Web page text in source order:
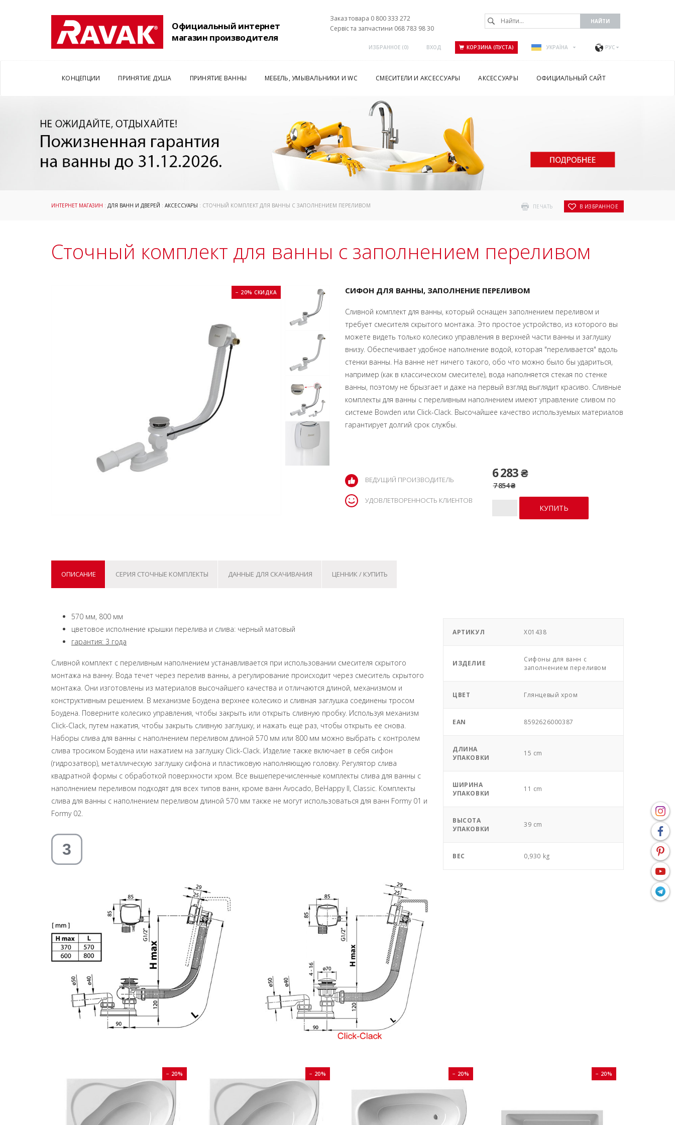
Официальный интернет
магазин производителя
Заказ товара 0 800 333 272
Сервіс та запчастини 068 783 98 30
ИЗБРАННОЕ (0) ВХОД КОРЗИНА (ПУСТА) УКРАЇНА РУС
КОНЦЕПЦИИ ПРИНЯТИЕ ДУША ПРИНЯТИЕ ВАННЫ МЕБЕЛЬ, УМЫВАЛЬНИКИ И WC СМЕСИТЕЛИ И АКСЕССУАРЫ АКСЕССУАРЫ ОФИЦИАЛЬНЫЙ САЙТ
ПЕЧАТЬ В ИЗБРАННОЕ
ИНТЕРНЕТ МАГАЗИН : ДЛЯ ВАНН И ДВЕРЕЙ : АКСЕССУАРЫ : СТОЧНЫЙ КОМПЛЕКТ ДЛЯ ВАННЫ С ЗАПОЛНЕНИЕМ ПЕРЕЛИВОМ
Сточный комплект для ванны с заполнением переливом
− 20% СКИДКА СИФОН ДЛЯ ВАННЫ, ЗАПОЛНЕНИЕ ПЕРЕЛИВОМ
Cливной комплект для ванны, который оснащен заполнением переливом и
требует смесителя скрытого монтажа. Это простое устройство, из которого вы
можете видеть только колесико управления в верхней части ванны и заглушку
внизу. Обеспечивает удобное наполнение водой, которая "переливается" вдоль
стенки ванны. На ванне нет ничего такого, обо что можно было бы удариться,
например (как в классическом смесителе), вода наполняется стекая по стенке
ванны, поэтому не брызгает и даже на первый взгляд выглядит красиво. Сливные
комплекты для ванны с переливным наполнением имеют управление сливом по
системе Bowden или Click-Clack. Высочайшее качество используемых материалов
гарантирует долгий срок службы.
6 283 ₴
7 854 ₴
ВЕДУЩИЙ ПРОИЗВОДИТЕЛЬ
УДОВЛЕТВОРЕННОСТЬ КЛИЕНТОВ
ОПИСАНИЕ СЕРИЯ СТОЧНЫЕ КОМПЛЕКТЫ ДАННЫЕ ДЛЯ СКАЧИВАНИЯ ЦЕННИК / КУПИТЬ
570 мм, 800 мм
цветовое исполнение крышки перелива и слива: черный матовый
гарантия: 3 года
Сливной комплект с переливным наполнением устанавливается при использовании смесителя скрытого
монтажа на ванну. Вода течет через перелив ванны, а регулирование происходит через смеситель скрытого
монтажа. Они изготовлены из материалов высочайшего качества и отличаются длиной, механизмом и
конструктивным решением. В механизме Боудена верхнее колесико и сливная заглушка соединены тросом
Боудена. Поверните колесико управления, чтобы закрыть или открыть сливную пробку. Используя механизм
Click-Clack, путем нажатия, чтобы закрыть сливную заглушку, и нажать еще раз, чтобы открыть ее снова.
Наборы слива для ванны с наполнением переливом длиной 570 мм или 800 мм можно выбрать с контролем
слива тросиком Боудена или нажатием на заглушку Click-Clack. Изделие также включает в себя сифон
(гидрозатвор), металлическую заглушку сифона и пластиковую наполняющую головку. Регулятор слива
квадратной формы с обработкой поверхности хром. Все вышеперечисленные комплекты слива для ванны с
наполнением переливом подходят для всех типов ванн, кроме ванн Avocado, BeHappy II, Classic. Комплекты
слива для ванны с наполнением переливом длиной 570 мм также не могут использоваться для ванн Formy 01 и
Formy 02.
АРТИКУЛ X01438
ИЗДЕЛИЕ
Сифоны для ванн с
заполнением переливом
ЦВЕТ Глянцевый хром
EAN 8592626000387
ДЛИНА
УПАКОВКИ
15 cm
ШИРИНА
УПАКОВКИ
11 cm
ВЫСОТА
УПАКОВКИ
39 cm
ВЕС 0,930 kg
− 20% − 20% − 20% − 20%